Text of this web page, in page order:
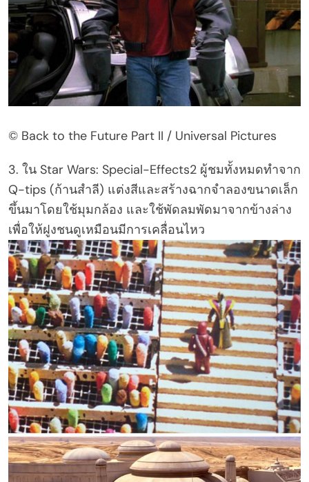
© Back to the Future Part II / Universal Pictures
3. ใน Star Wars: Special-Effects2 ผู้ชมทั้งหมดทำจาก
Q-tips (ก้านสำลี) แต่งสีและสร้างฉากจำลองขนาดเล็ก
ขึ้นมาโดยใช้มุมกล้อง และใช้พัดลมพัดมาจากข้างล่าง
เพื่อให้ฝูงชนดูเหมือนมีการเคลื่อนไหว